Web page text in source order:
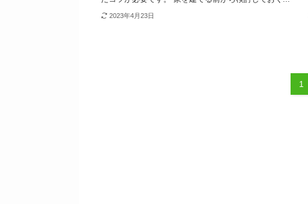
2023年4月23日
1